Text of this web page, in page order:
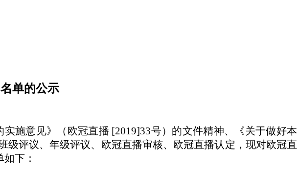
单的公示
施意见》（欧冠直播 [2019]33号）的文件精神、《关于做好本
评议、年级评议、欧冠直播审核、欧冠直播认定，现对欧冠直
下：